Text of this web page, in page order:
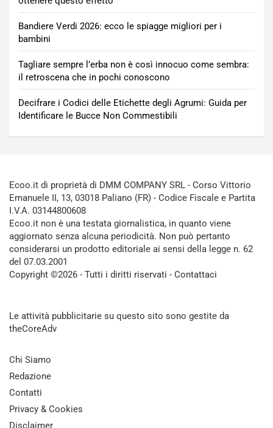
Bandiere Verdi 2026: ecco le spiagge migliori per i
bambini
Tagliare sempre l’erba non è così innocuo come sembra:
il retroscena che in pochi conoscono
Decifrare i Codici delle Etichette degli Agrumi: Guida per
Identificare le Bucce Non Commestibili
Ecoo.it di proprietà di DMM COMPANY SRL - Corso Vittorio
Emanuele II, 13, 03018 Paliano (FR) - Codice Fiscale e Partita
I.V.A. 03144800608
Ecoo.it non è una testata giornalistica, in quanto viene
aggiornato senza alcuna periodicità. Non può pertanto
considerarsi un prodotto editoriale ai sensi della legge n. 62
del 07.03.2001
Copyright ©2026 - Tutti i diritti riservati - Contattaci
Le attività pubblicitarie su questo sito sono gestite da
theCoreAdv
Chi Siamo
Redazione
Contatti
Privacy & Cookies